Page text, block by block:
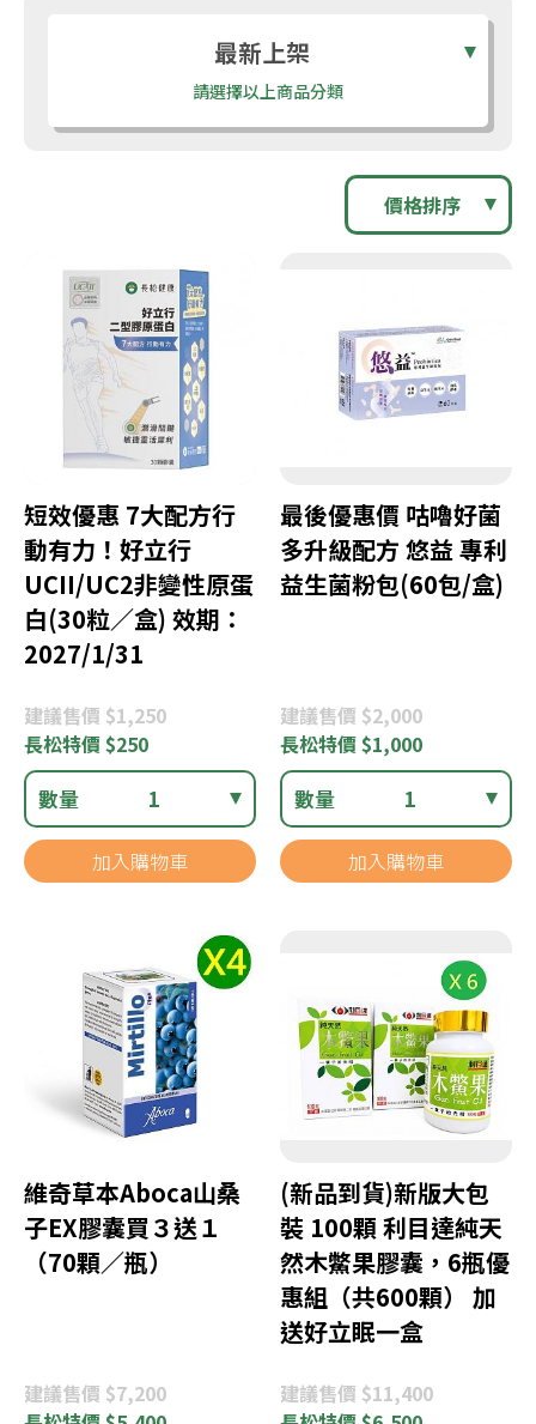
最新上架
請選擇以上商品分類
價格排序
短效優惠 7大配方行
動有力！好立行
UCII/UC2非變性原蛋
白(30粒／盒) 效期：
2027/1/31
建議售價 $1,250
長松特價 $250
數量 1
加入購物車
最後優惠價 咕嚕好菌
多升級配方 悠益 專利
益生菌粉包(60包/盒)
建議售價 $2,000
長松特價 $1,000
數量 1
加入購物車
維奇草本Aboca山桑
子EX膠囊買３送１
（70顆／瓶）
建議售價 $7,200
(新品到貨)新版大包
裝 100顆 利目達純天
然木鱉果膠囊，6瓶優
惠組（共600顆） 加
送好立眠一盒
建議售價 $11,400